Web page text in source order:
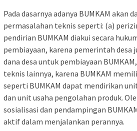
Pada dasarnya adanya BUMKAM akan
permasalahan teknis seperti: (a)
pendirian BUMKAM diakui secara
pembiayaan, karena pemerintah desa
dana desa untuk pembiayaan
teknis lainnya, karena BUMKAM
seperti BUMKAM dapat mendirikan
dan unit usaha pengolahan produk.
sosialisasi dan pendampingan
aktif dalam menjalankan perannya.